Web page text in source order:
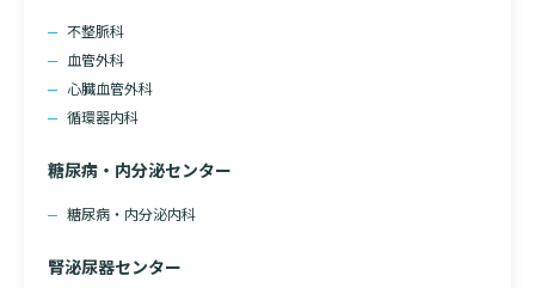
不整脈科
血管外科
心臓血管外科
循環器内科
糖尿病・内分泌センター
糖尿病・内分泌内科
腎泌尿器センター